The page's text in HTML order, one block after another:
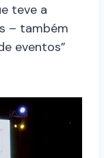
teve a
– também
eventos”